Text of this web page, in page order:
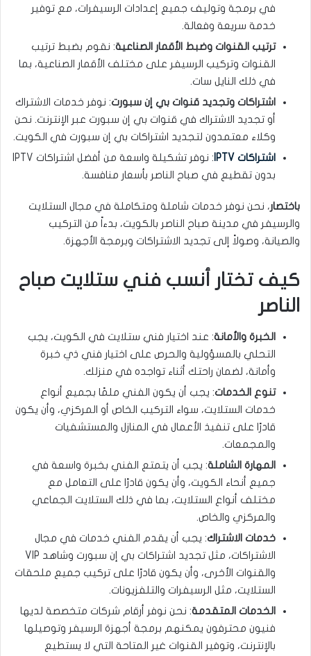
في برمجة وتوليف جميع إعدادات الرسيفرات، مع توفير
خدمة سريعة وفعالة.
ترتيب القنوات وضبط الأقمار الصناعية: نقوم بضبط ترتيب
القنوات وتركيب الرسيفر على مختلف الأقمار الصناعية، بما
في ذلك النايل سات.
اشتراكات وتجديد قنوات بي إن سبورت: نوفر خدمات الاشتراك
أو تجديد الاشتراك في قنوات بي إن سبورت عبر الإنترنت. نحن
وكلاء معتمدون لتجديد اشتراكات بي إن سبورت في الكويت.
اشتراكات IPTV
: نوفر تشكيلة واسعة من أفضل اشتراكات IPTV
بدون تقطيع في صباح الناصر بأسعار منافسة.
باختصار، نحن نوفر خدمات شاملة ومتكاملة في مجال الستلايت
والرسيفر في مدينة صباح الناصر بالكويت، بدءاً من التركيب
والصيانة، وصولاً إلى تجديد الاشتراكات وبرمجة الأجهزة.
كيف تختار أنسب فني ستلايت صباح
الناصر
الخبرة والأمانة: عند اختيار فني ستلايت في الكويت، يجب
التحلي بالمسؤولية والحرص على اختيار فني ذي خبرة
وأمانة، لضمان راحتك أثناء تواجده في منزلك.
تنوع الخدمات: يجب أن يكون الفني ملمًا بجميع أنواع
خدمات الستلايت، سواء التركيب الخاص أو المركزي، وأن يكون
قادرًا على تنفيذ الأعمال في المنازل والمستشفيات
والمجمعات.
المهارة الشاملة: يجب أن يتمتع الفني بخبرة واسعة في
جميع أنحاء الكويت، وأن يكون قادرًا على التعامل مع
مختلف أنواع الستلايت، بما في ذلك الستلايت الجماعي
والمركزي والخاص.
خدمات الاشتراك: يجب أن يقدم الفني خدمات في مجال
الاشتراكات، مثل تجديد اشتراكات بي إن سبورت وشاهد VIP
والقنوات الأخرى، وأن يكون قادرًا على تركيب جميع ملحقات
الستلايت، مثل الرسيفرات والتلفزيونات.
الخدمات المتقدمة: نحن نوفر أرقام شركات متخصصة لديها
فنيون محترفون يمكنهم برمجة أجهزة الرسيفر وتوصيلها
بالإنترنت، وتوفير القنوات غير المتاحة التي لا يستطيع